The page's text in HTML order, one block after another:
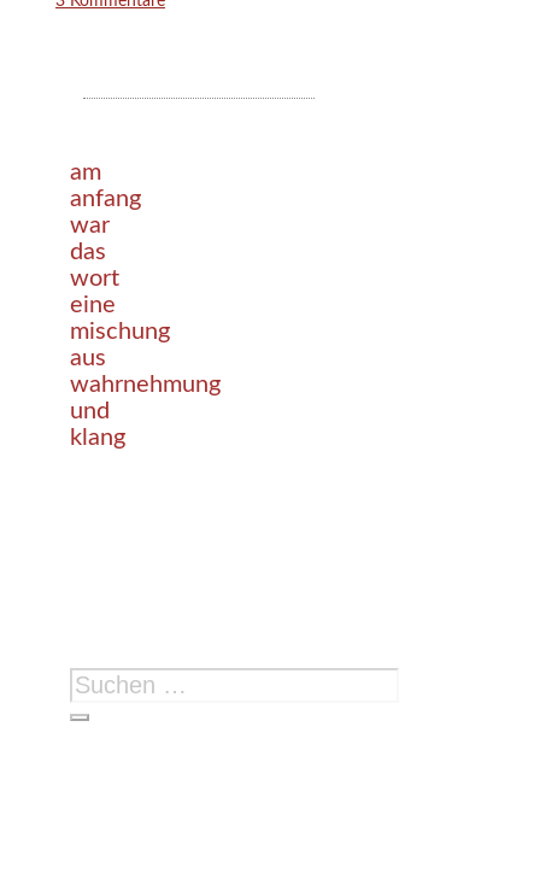
am
anfang
war
das
wort
eine
mischung
aus
wahrnehmung
und
klang
Suchen
nach: